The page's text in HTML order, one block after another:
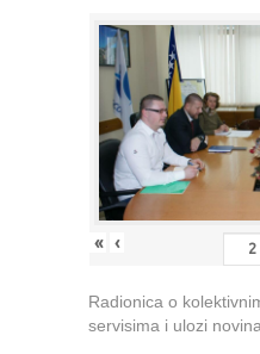
« ‹
Radionica o
servisima i ulozi